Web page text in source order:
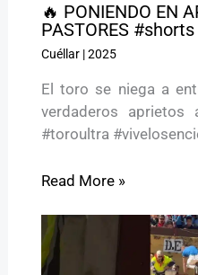
🔥 PONIENDO EN
PASTORES #shorts
Cuéllar|2025
El toro se niega a
verdaderos
#toroultra
Read More »